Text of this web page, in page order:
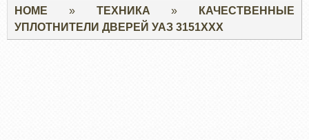
Строка
навигации
HOME ТЕХНИКА
КАЧЕСТВЕННЫЕ
УПЛОТНИТЕЛИ ДВЕРЕЙ УАЗ 3151ХХХ